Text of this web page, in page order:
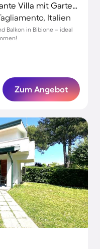
Familienfreundliche charmante Villa mit Garten | Haustiere sind willkommen
Italien
Balkon in Bibione – ideal
Zum Angebot